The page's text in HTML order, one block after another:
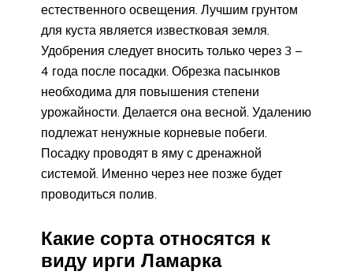
естественного освещения. Лучшим грунтом
для куста является известковая земля.
Удобрения следует вносить только через 3 –
4 года после посадки. Обрезка пасынков
необходима для повышения степени
урожайности. Делается она весной. Удалению
подлежат ненужные корневые побеги.
Посадку проводят в яму с дренажной
системой. Именно через нее позже будет
проводиться полив.
Какие сорта относятся к
виду ирги Ламарка